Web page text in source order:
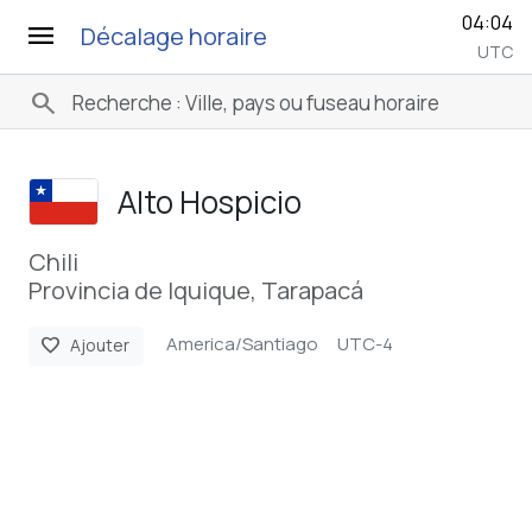
menu Décalage horaire 04:04
UTC
search
Alto Hospicio
Chili
Provincia de Iquique, Tarapacá
favorite Ajouter America/Santiago UTC-4